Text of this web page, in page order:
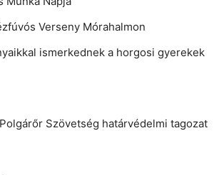
Verseny Mórahalmon
ismerkednek a horgosi gyerekek
Szövetség határvédelmi tagozat